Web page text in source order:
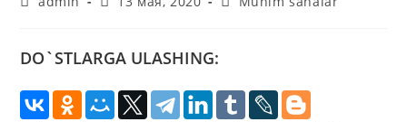
DO`STLARGA ULASHING: